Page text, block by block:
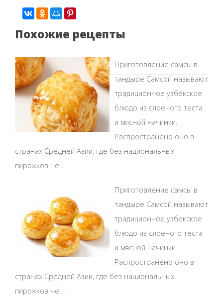
Похожие рецепты
Приготовление самсы в
тандыре Самсой называют
традиционное узбекское
блюдо из слоеного теста
и мясной начинки.
Распространено оно в
странах Средней Азии, где без национальных
пирожков не...
Приготовление самсы в
тандыре Самсой называют
традиционное узбекское
блюдо из слоеного теста
и мясной начинки.
Распространено оно в
странах Средней Азии, где без национальных
пирожков не...